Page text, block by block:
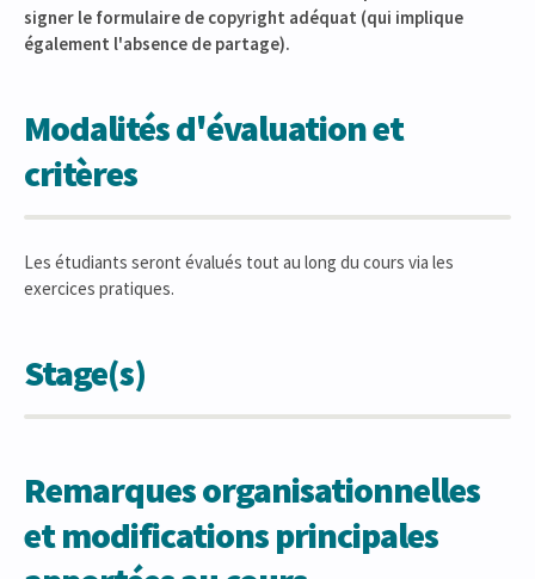
signer le formulaire de copyright adéquat (qui implique
également l'absence de partage).
Modalités d'évaluation et
critères
Les étudiants seront évalués tout au long du cours via les
exercices pratiques.
Stage(s)
Remarques organisationnelles
et modifications principales